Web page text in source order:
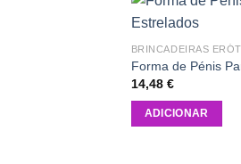
BRINCADEIRAS
Forma de Pénis
14,48 €
ADICIONAR